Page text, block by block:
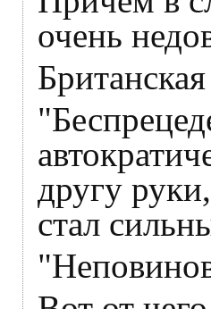
очень
другу
стал